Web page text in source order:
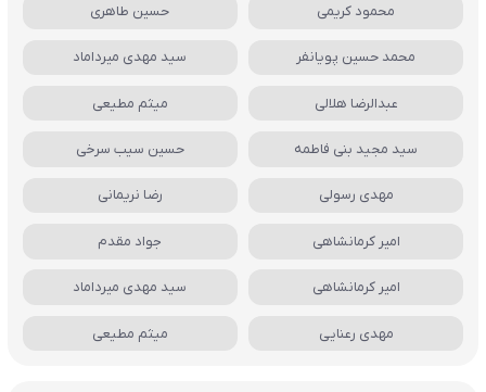
محمود کریمی حسین طاهری
محمد حسین پویانفر سید مهدی میرداماد
عبدالرضا هلالی میثم مطیعی
سید مجید بنی فاطمه حسین سیب سرخی
مهدی رسولی رضا نریمانی
امیر کرمانشاهی جواد مقدم
امیر کرمانشاهی سید مهدی میرداماد
مهدی رعنایی میثم مطیعی